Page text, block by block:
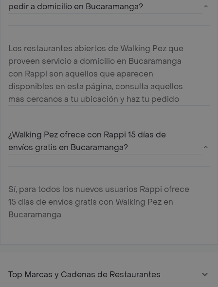
pedir a domicilio en Bucaramanga?
Los restaurantes abiertos de Walking Pez que
proveen servicio a domicilio en Bucaramanga
con Rappi son aquellos que aparecen
disponibles en esta página, consulta aquellos
mas cercanos a tu ubicación y haz tu pedido
¿Walking Pez ofrece con Rappi 15 días de
envíos gratis en Bucaramanga?
Sí, para todos los nuevos usuarios Rappi ofrece
15 días de envíos gratis con Walking Pez en
Bucaramanga
Top Marcas y Cadenas de Restaurantes